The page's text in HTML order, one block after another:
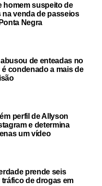
homem suspeito de
venda de passeios
Negra
de enteadas no
condenado a mais de
perfil de Allyson
e determina
um vídeo
prende seis
de drogas em